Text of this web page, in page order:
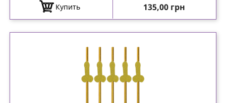
Купить Цена
135,00 грн